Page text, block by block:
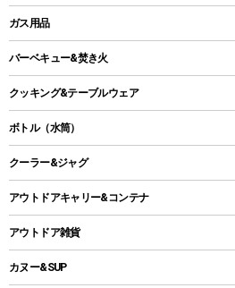
ソロテント
ロッジ型・オリジナルテント
タープ
スクエアタープ（レクタタープ）
メッシュタープ
自立式タープ
パラソル
テントアクセサリー
ペグ
レジャーシート
LEDランタン
ガスランタン
オイルランタン
LEDライト
ヘッドライト
キャンドル
ガス用品
ガスバーナー
ガス缶
ガストーチ、ライター
バーベキュー&焚き火
バーベキューコンロ、グリル
焚き火台タイプ（ロースタイル）グリル
卓上タイプグリル
パーティータイプグリル
ソロキャンプ用グリル
鉄板、アミ
クッキング&テーブルウェア
ダッチオーブン
ホットサンドメーカー
クッカーセット
シェラカップ
ボトル（水筒）
ステンレスボトル
コップ付きタイプ
ワンタッチタイプ
プラスチックボトル
クーラー&ジャグ
クーラーボックス
クーラーバッグ
ウォータージャグ
アウトドアキャリー&コンテナ
アウトドアキャリー
アウトドア雑貨
バックパック&バッグ
カヌー&SUP